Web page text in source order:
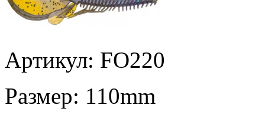
Артикул: FO220
Размер: 110mm